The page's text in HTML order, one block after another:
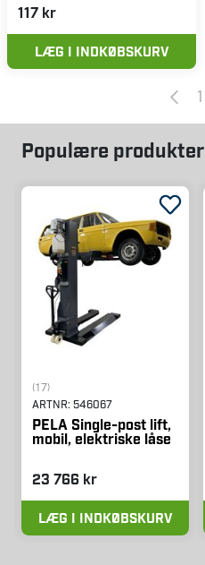
117 kr
LÆG I INDKØBSKURV
1
Populære produkter
(17)
ARTNR: 546067
PELA Single-post lift,
mobil, elektriske låse
23 766 kr
LÆG I INDKØBSKURV